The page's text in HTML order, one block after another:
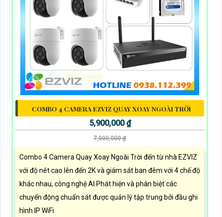
COMBO 4 CAMERA EZVIZ QUAY XOAY NGOÀI TRỜI
5,900,000 ₫
7,000,000 ₫
Combo 4 Camera Quay Xoay Ngoài Trời đến từ nhà EZVIZ
với độ nét cao lên đến 2K và giám sát ban đêm với 4 chế độ
khác nhau, công nghệ AI Phát hiện và phân biệt các
chuyển động chuẩn sát được quản lý tập trung bởi đầu ghi
hình IP WiFi